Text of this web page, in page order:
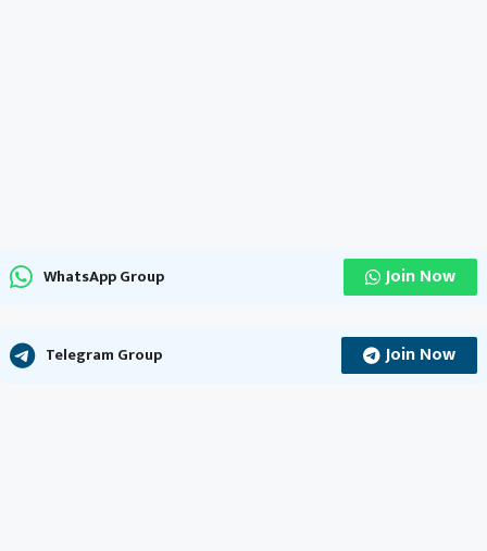
WhatsApp Group Join Now
Telegram Group Join Now